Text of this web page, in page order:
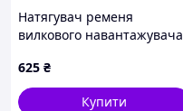
Натягувач ременя
вилкового навантажувача
625 ₴
Купити